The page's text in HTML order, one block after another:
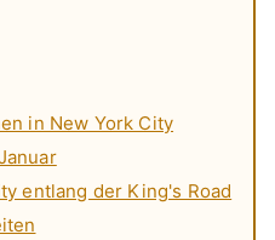
in New York City
entlang der King's Road